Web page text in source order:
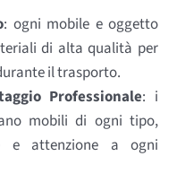
: ogni mobile e oggetto
di alta qualità per
il trasporto.
Professionale: i
mobili di ogni tipo,
e attenzione a ogni